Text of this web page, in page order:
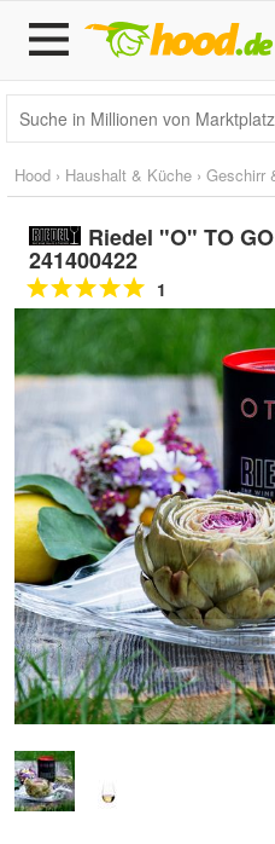
Hood › Haushalt & Küche › Geschirr
Riedel "O" TO
241400422
1
Doppelt